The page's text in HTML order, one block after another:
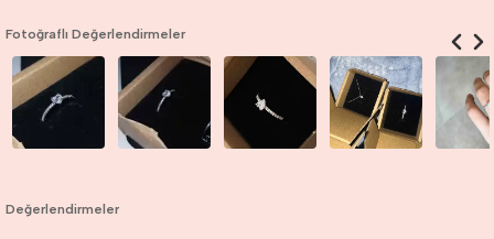
Fotoğraflı Değerlendirmeler
Değerlendirmeler